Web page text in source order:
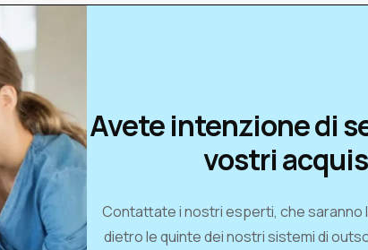
Avete intenzione di
vostri
Contattate i nostri esperti, che saranno
dietro le quinte dei nostri sistemi di